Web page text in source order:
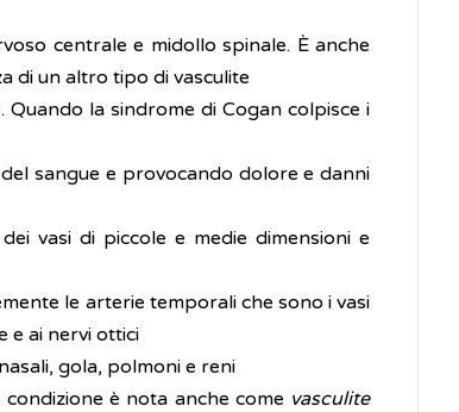
centrale e midollo spinale. È anche
di un altro tipo di vasculite
la sindrome di Cogan colpisce i
sangue e provocando dolore e danni
vasi di piccole e medie dimensioni e
le arterie temporali che sono i vasi
e ai nervi ottici
gola, polmoni e reni
è nota anche come vasculite